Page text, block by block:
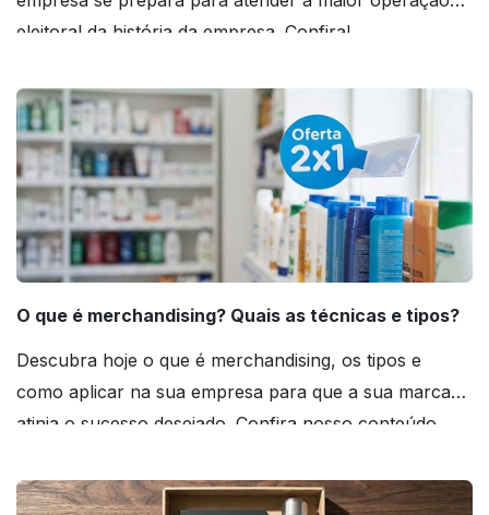
eleitoral da história da empresa. Confira!
O que é merchandising? Quais as técnicas e tipos?
Descubra hoje o que é merchandising, os tipos e
como aplicar na sua empresa para que a sua marca
atinja o sucesso desejado. Confira nosso conteúdo